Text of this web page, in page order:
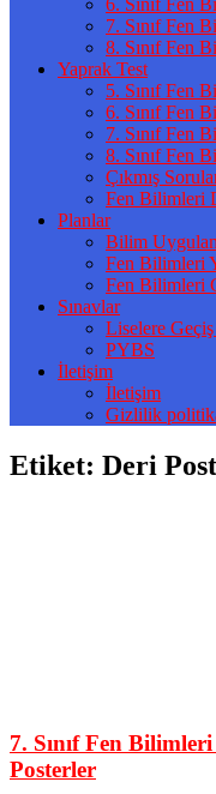
7. Sınıf Fen
8. Sınıf Fen
Yaprak Test
5. Sınıf Fen
6. Sınıf Fen
7. Sınıf Fen
8. Sınıf Fen
Çıkmış
Fen Bilimleri
Planlar
Bilim
Fen Bilimleri
Fen Bilimleri
Sınavlar
Liselere
PYBS
İletişim
İletişim
Gizlilik
Etiket: Deri
7. Sınıf Fen
Posterler